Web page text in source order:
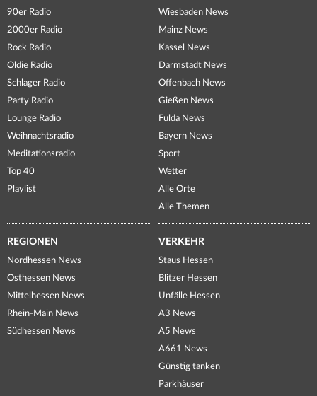
90er Radio
2000er Radio
Rock Radio
Oldie Radio
Schlager Radio
Party Radio
Lounge Radio
Weihnachtsradio
Meditationsradio
Top 40
Playlist
Wiesbaden News
Mainz News
Kassel News
Darmstadt News
Offenbach News
Gießen News
Fulda News
Bayern News
Sport
Wetter
Alle Orte
Alle Themen
REGIONEN
Nordhessen News
Osthessen News
Mittelhessen News
Rhein-Main News
Südhessen News
VERKEHR
Staus Hessen
Blitzer Hessen
Unfälle Hessen
A3 News
A5 News
A661 News
Günstig tanken
Parkhäuser